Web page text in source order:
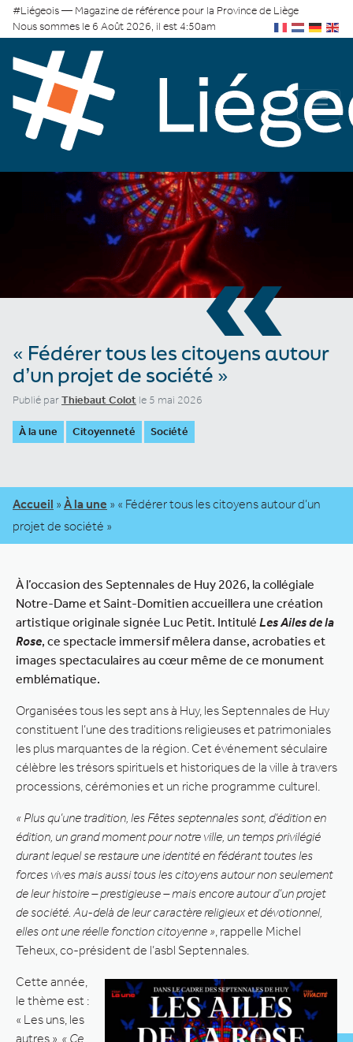
#Liégeois — Magazine de référence pour la Province de Liège
Nous sommes le 6 Août 2026, il est 4:50am
«
« Fédérer tous les citoyens autour
d’un projet de société »
Publié parThiebaut Colot le 5 mai 2026
À la une Citoyenneté Société
Accueil » À la une » « Fédérer tous les citoyens autour d’un
projet de société »
À l’occasion des Septennales de Huy 2026, la collégiale
Notre-Dame et Saint-Domitien accueillera une création
artistique originale signée Luc Petit. Intitulé Les Ailes de la
Rose, ce spectacle immersif mêlera danse, acrobaties et
images spectaculaires au cœur même de ce monument
emblématique.
Organisées tous les sept ans à Huy, les Septennales de Huy
constituent l’une des traditions religieuses et patrimoniales
les plus marquantes de la région. Cet événement séculaire
célèbre les trésors spirituels et historiques de la ville à travers
processions, cérémonies et un riche programme culturel.
« Plus qu’une tradition, les Fêtes septennales sont, d’édition en
édition, un grand moment pour notre ville, un temps privilégié
durant lequel se restaure une identité en fédérant toutes les
forces vives mais aussi tous les citoyens autour non seulement
de leur histoire – prestigieuse – mais encore autour d’un projet
de société. Au-delà de leur caractère religieux et dévotionnel,
elles ont une réelle fonction citoyenne » , rappelle Michel
Teheux, co-président de l’asbl Septennales.
Cette année,
le thème est :
« Les uns, les
autres ». « Ce